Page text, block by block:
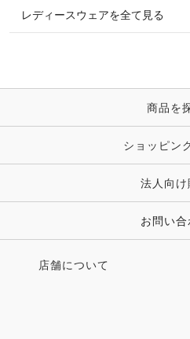
時計・財布・キーケース・革
キーホルダー・チャーム・ス
その他 ファッション雑貨
ピン・ブローチ・コサージュ
その他 アクセサリー
レディースウェアを全て見る
商品を
ショッピン
法人向け
お問い合
店舗について